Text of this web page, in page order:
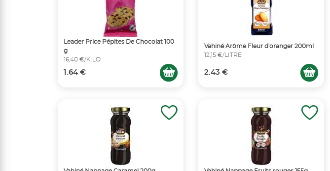
Leader Price Pépites De Chocolat 100
g
16,40 €/KILO
1.64 €
Vahiné Arôme Fleur d'oranger 200ml
12,15 €/LITRE
2.43 €